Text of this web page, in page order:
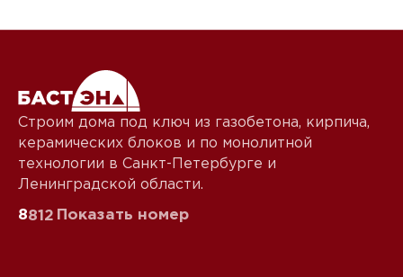
Строим дома под ключ из газобетона, кирпича,
керамических блоков и по монолитной
технологии в Санкт-Петербурге и
Ленинградской области.
8812 Показать номер